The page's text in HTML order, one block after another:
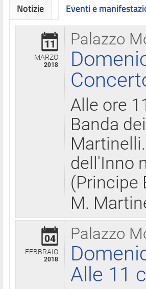
Notizie Eventi e
Palazzo
11
MARZO
2018
Alle ore
Banda
dell'Inno
(Principe
M.
Palazzo
04
FEBBRAIO
2018
Alle 11